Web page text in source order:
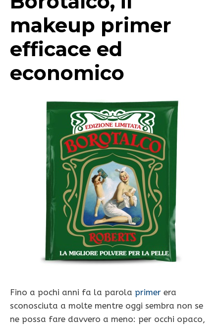
makeup primer
efficace ed
economico
Fino a pochi anni fa la parola primer era
sconosciuta a molte mentre oggi sembra non se
ne possa fare davvero a meno: per occhi opaco,